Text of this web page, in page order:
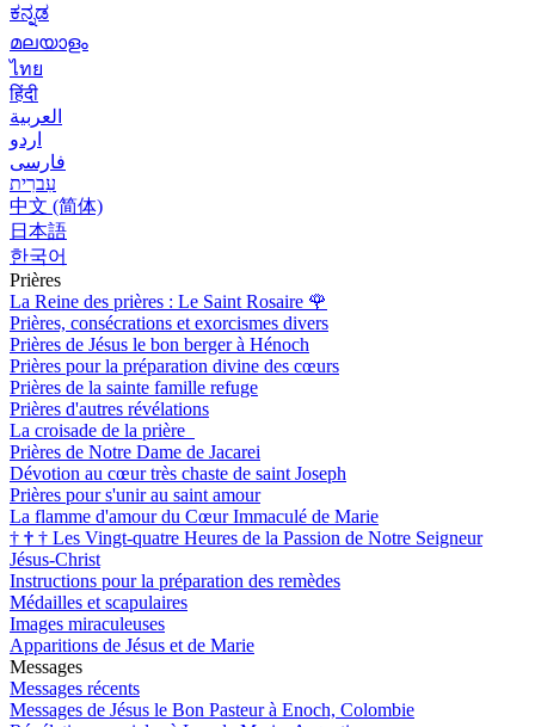
ಕನ್ನಡ
മലയാളം
ไทย
हिंदी
العربية
اردو
فارسی
עִברִית
中文 (简体)
日本語
한국어
Prières
La Reine des prières : Le Saint Rosaire 🌹
Prières, consécrations et exorcismes divers
Prières de Jésus le bon berger à Hénoch
Prières pour la préparation divine des cœurs
Prières de la sainte famille refuge
Prières d'autres révélations
La croisade de la prière
Prières de Notre Dame de Jacarei
Dévotion au cœur très chaste de saint Joseph
Prières pour s'unir au saint amour
La flamme d'amour du Cœur Immaculé de Marie
† † † Les Vingt-quatre Heures de la Passion de Notre Seigneur
Jésus-Christ
Instructions pour la préparation des remèdes
Médailles et scapulaires
Images miraculeuses
Apparitions de Jésus et de Marie
Messages
Messages récents
Messages de Jésus le Bon Pasteur à Enoch, Colombie